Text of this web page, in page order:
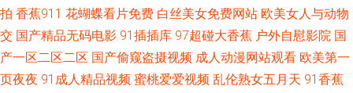
小涩 九九99精品免费视频 日韩一级视频 中文字幕网站在线观看 国产福利精
拍 香蕉911 花蝴蝶看片免费 白丝美女免费网站 欧美女人与动物
交 国产精品无码电影 91插插库 97超碰大香蕉 户外自慰影院 国
产一区二区二区 国产偷窥盗摄视频 成人动漫网站观看 欧美第一
页夜夜 91成人精品视频 蜜桃爱爱视频 乱伦熟女五月天 91香蕉